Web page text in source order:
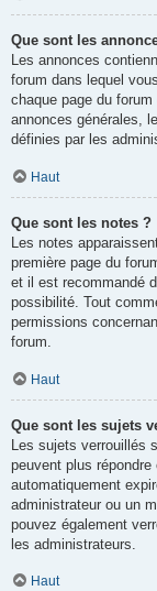
Que sont les
Les annonces
forum dans lequel
chaque page du
annonces générales,
définies par les
Haut
Que sont les notes ?
Les notes
première page du
et il est recommandé
possibilité. Tout
permissions
forum.
Haut
Que sont les sujets
Les sujets
peuvent plus
automatiquement
administrateur ou un
pouvez également
les administrateurs.
Haut